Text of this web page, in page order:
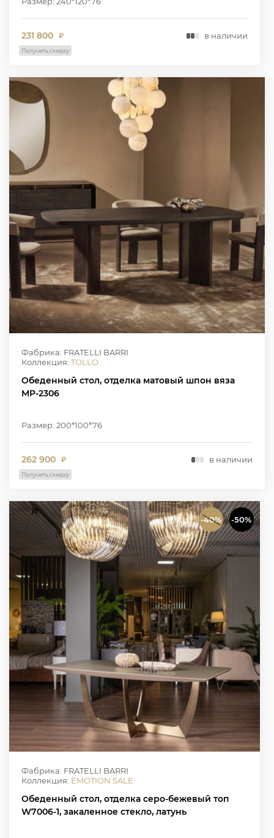
231 800 ₽ в наличии
Получить скидку
Фабрика: FRATELLI BARRI
Коллекция: TOLLO
Обеденный стол, отделка матовый шпон вяза
MP-2306
Размер: 200*100*76
262 900 ₽ в наличии
Получить скидку
-40% -50%
Фабрика: FRATELLI BARRI
Коллекция: EMOTION SALE
Обеденный стол, отделка серо-бежевый топ
W7006-1, закаленное стекло, латунь